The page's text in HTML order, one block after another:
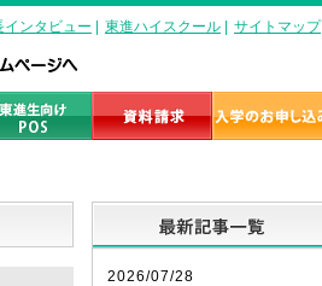
インタビュー 東進ハイスクール サイトマップ
2026/07/28